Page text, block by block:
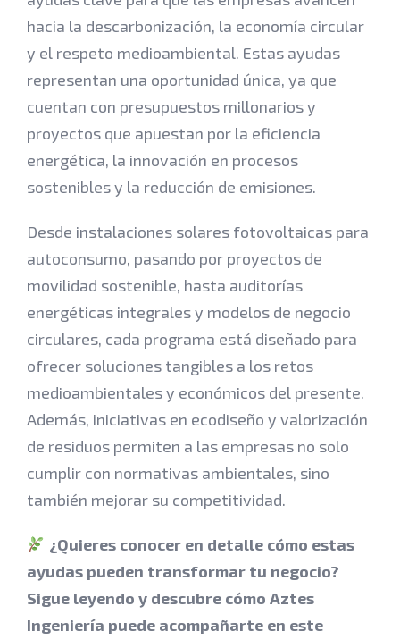
hacia la descarbonización, la economía circular
y el respeto medioambiental. Estas ayudas
representan una oportunidad única, ya que
cuentan con presupuestos millonarios y
proyectos que apuestan por la eficiencia
energética, la innovación en procesos
sostenibles y la reducción de emisiones.
Desde instalaciones solares fotovoltaicas para
autoconsumo, pasando por proyectos de
movilidad sostenible, hasta auditorías
energéticas integrales y modelos de negocio
circulares, cada programa está diseñado para
ofrecer soluciones tangibles a los retos
medioambientales y económicos del presente.
Además, iniciativas en ecodiseño y valorización
de residuos permiten a las empresas no solo
cumplir con normativas ambientales, sino
también mejorar su competitividad.
¿Quieres conocer en detalle cómo estas
ayudas pueden transformar tu negocio?
Sigue leyendo y descubre cómo Aztes
Ingeniería puede acompañarte en este